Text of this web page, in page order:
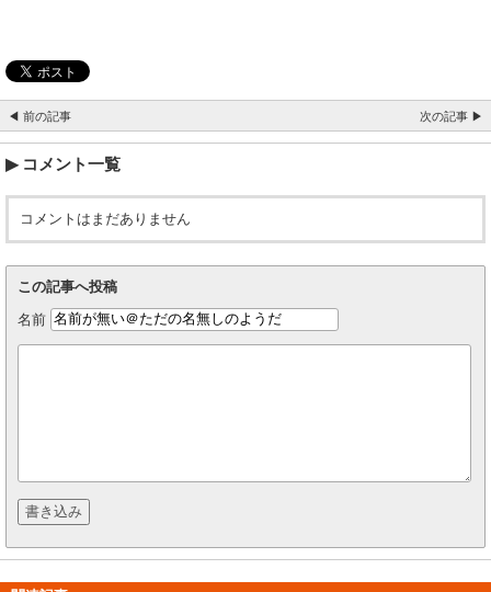
◀ 前の記事 次の記事 ▶
コメント一覧
コメントはまだありません
この記事へ投稿
名前